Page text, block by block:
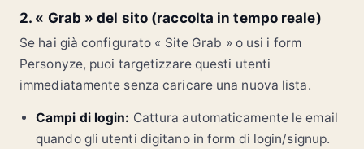
2. « Grab » del sito (raccolta in tempo reale)
Se hai già configurato « Site Grab » o usi i form
Personyze, puoi targetizzare questi utenti
immediatamente senza caricare una nuova lista.
Campi di login: Cattura automaticamente le email
quando gli utenti digitano in form di login/signup.